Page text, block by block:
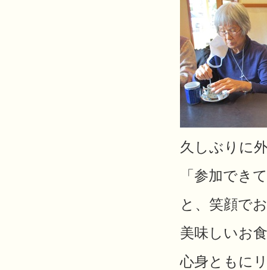
久しぶりに
「参加でき
と、笑顔で
美味しいお
心身ともに